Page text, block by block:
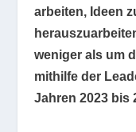
arbeiten, Ideen
weniger als um
mithilfe der
Jahren 2023 bis